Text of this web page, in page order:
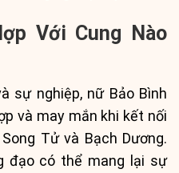
Với Cung Nào
sự nghiệp, nữ Bảo Bình
và may mắn khi kết nối
Tử và Bạch Dương.
đạo có thể mang lại sự